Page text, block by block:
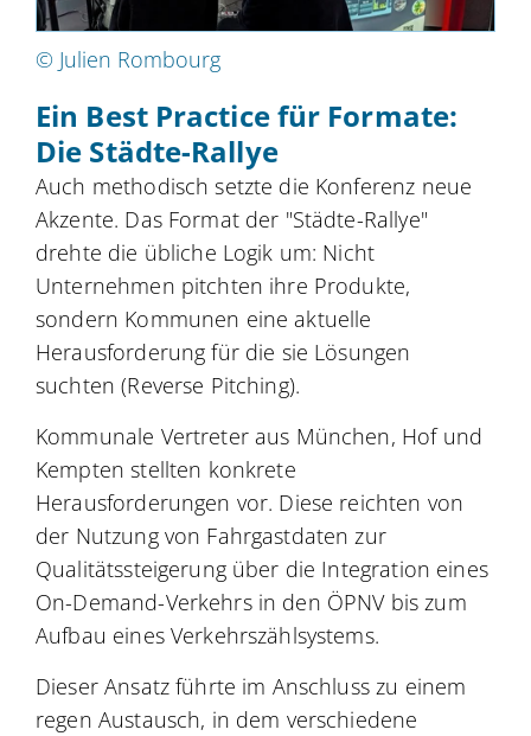
© Julien Rombourg
Ein Best Practice für Formate:
Die Städte-Rallye
Auch methodisch setzte die Konferenz neue
Akzente. Das Format der "Städte-Rallye"
drehte die übliche Logik um: Nicht
Unternehmen pitchten ihre Produkte,
sondern Kommunen eine aktuelle
Herausforderung für die sie Lösungen
suchten (Reverse Pitching).
Kommunale Vertreter aus München, Hof und
Kempten stellten konkrete
Herausforderungen vor. Diese reichten von
der Nutzung von Fahrgastdaten zur
Qualitätssteigerung über die Integration eines
On-Demand-Verkehrs in den ÖPNV bis zum
Aufbau eines Verkehrszählsystems.
Dieser Ansatz führte im Anschluss zu einem
regen Austausch, in dem verschiedene